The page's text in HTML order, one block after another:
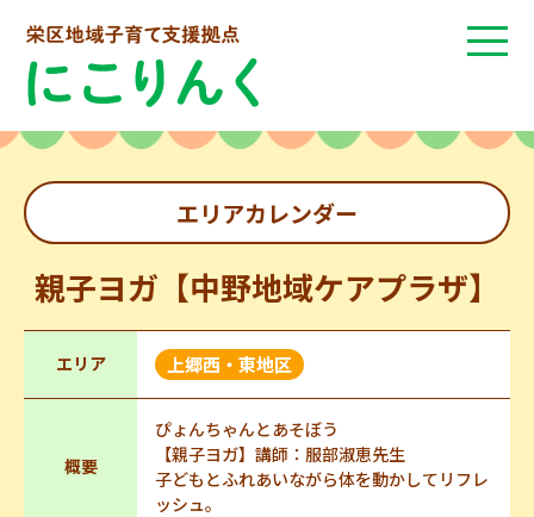
エリアカレンダー
親子ヨガ【中野地域ケアプラザ】
エリア 上郷西・東地区
概要
ぴょんちゃんとあそぼう
【親子ヨガ】講師：服部淑恵先生
子どもとふれあいながら体を動かしてリフレ
ッシュ。